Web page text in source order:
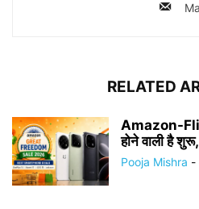
RELATED
Amazon-
होने वाली है
Pooja Mishra -